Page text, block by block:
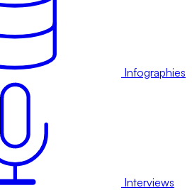
Infographies
Interviews